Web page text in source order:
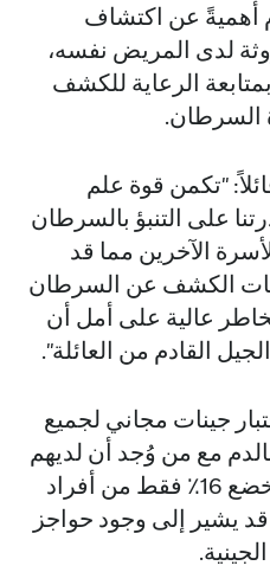
أهميةً عن اكتشاف
لدى المريض نفسه،
الرعاية للكشف
السرطان.
"تكمن قوة علم
على التنبؤ بالسرطان
الآخرين مما قد
الكشف عن السرطان
عالية على أمل أن
القادم من العائلة".
جينات مجاني لجميع
مع من وُجد أن لديهم
طفرة جينية. بشكل عام، خضع 16٪ فقط من أفراد
قد يشير إلى وجود حواجز